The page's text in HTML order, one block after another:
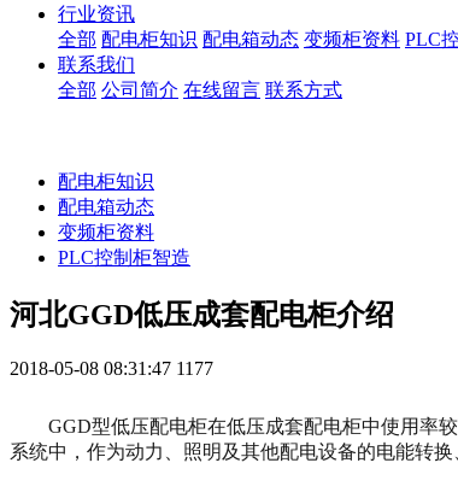
行业资讯
全部 配电柜知识 配电箱动态 变频柜资料 PLC
联系我们
全部 公司简介 在线留言 联系方式
配电柜知识
配电箱动态
变频柜资料
PLC控制柜智造
河北GGD低压成套配电柜介绍
2018-05-08 08:31:47 1177
GGD型低压配电柜在低压成套配电柜中使用率
系统中，作为动力、照明及其他配电设备的电能转换